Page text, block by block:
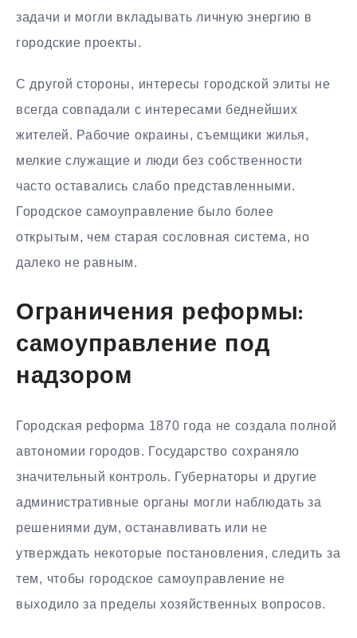
задачи и могли вкладывать личную энергию в
городские проекты.
С другой стороны, интересы городской элиты не
всегда совпадали с интересами беднейших
жителей. Рабочие окраины, съемщики жилья,
мелкие служащие и люди без собственности
часто оставались слабо представленными.
Городское самоуправление было более
открытым, чем старая сословная система, но
далеко не равным.
Ограничения реформы:
самоуправление под
надзором
Городская реформа 1870 года не создала полной
автономии городов. Государство сохраняло
значительный контроль. Губернаторы и другие
административные органы могли наблюдать за
решениями дум, останавливать или не
утверждать некоторые постановления, следить за
тем, чтобы городское самоуправление не
выходило за пределы хозяйственных вопросов.